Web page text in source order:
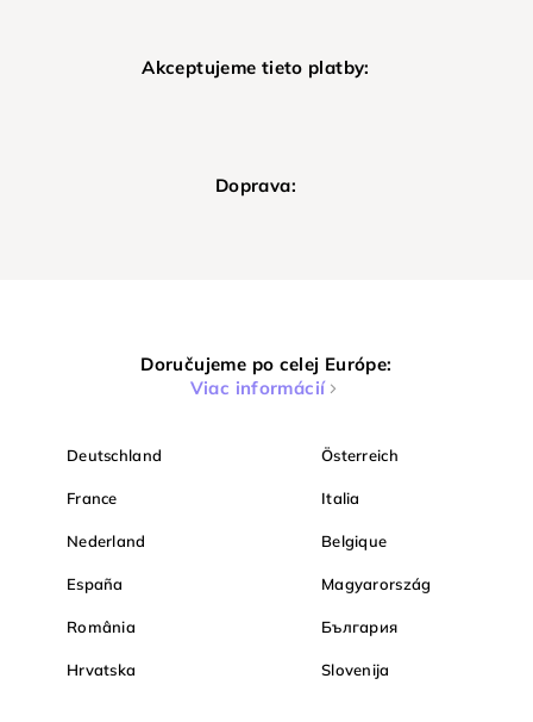
Akceptujeme tieto platby:
Doprava:
Doručujeme po celej Európe:
Viac informácií
Deutschland Österreich
France Italia
Nederland Belgique
España Magyarország
România България
Hrvatska Slovenija